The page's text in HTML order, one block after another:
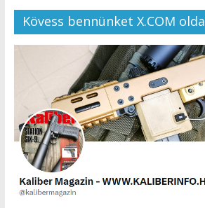
Kövess bennünket X.COM